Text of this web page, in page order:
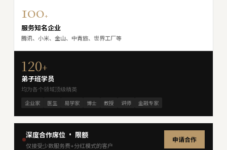
100+
服务知名企业
腾讯、小米、金山、中青旅、世界工厂等
120+
弟子班学员
均为各个领域顶级精英
企业家 医生 易学家 博士 教授 讲师 金融专家
深度合作席位 · 限额
仅接受少数服务费+分红模式的客户
申请合作